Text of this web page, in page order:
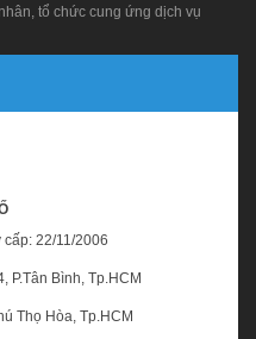
tổ chức cung ứng dịch vụ
22/11/2006
P.Tân Bình, Tp.HCM
Thọ Hòa, Tp.HCM